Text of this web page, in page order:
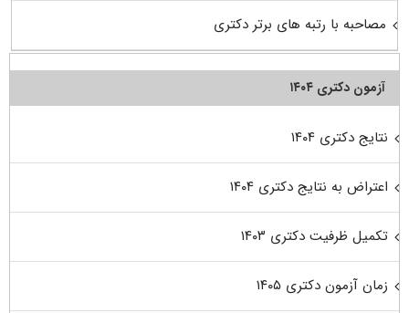
مصاحبه با رتبه های برتر دکتری
آزمون دکتری ۱۴۰۴
نتایج دکتری ۱۴۰۴
اعتراض به نتایج دکتری ۱۴۰۴
تکمیل ظرفیت دکتری ۱۴۰۳
زمان آزمون دکتری ۱۴۰۵